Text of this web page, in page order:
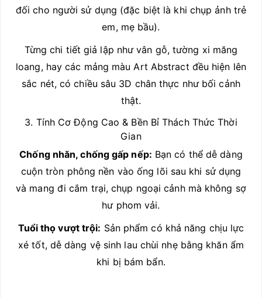
đối cho người sử dụng (đặc biệt là khi chụp ảnh trẻ
em, mẹ bầu).
Từng chi tiết giả lập như vân gỗ, tường xi măng
loang, hay các mảng màu Art Abstract đều hiện lên
sắc nét, có chiều sâu 3D chân thực như bối cảnh
thật.
3. Tính Cơ Động Cao & Bền Bỉ Thách Thức Thời
Gian
Chống nhăn, chống gấp nếp: Bạn có thể dễ dàng
cuộn tròn phông nền vào ống lõi sau khi sử dụng
và mang đi cắm trại, chụp ngoại cảnh mà không sợ
hư phom vải.
Tuổi thọ vượt trội: Sản phẩm có khả năng chịu lực
xé tốt, dễ dàng vệ sinh lau chùi nhẹ bằng khăn ẩm
khi bị bám bẩn.